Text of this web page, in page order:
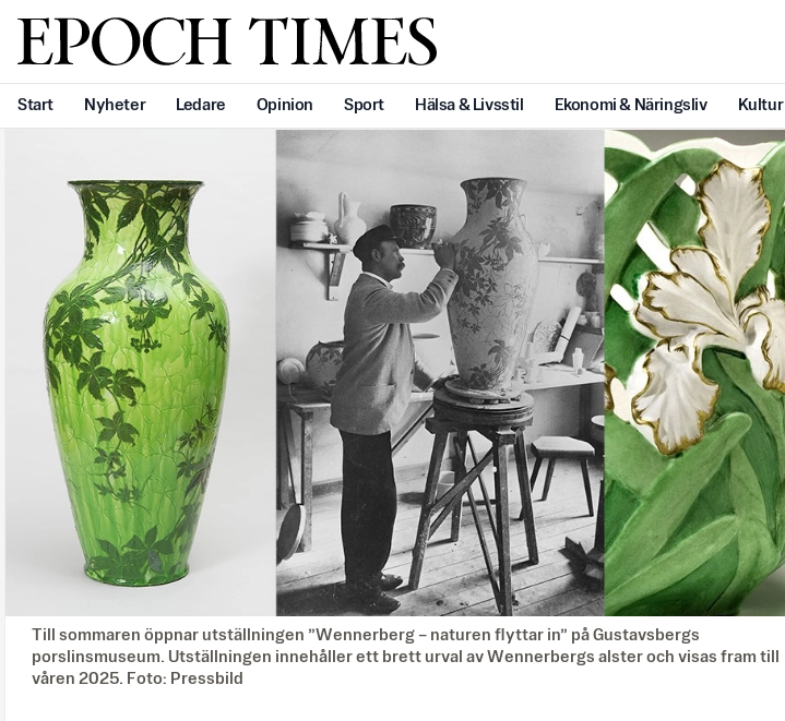
Svenska Epoch Times
Start Nyheter Ledare Opinion Sport Hälsa & Livsstil Ekonomi & Näringsliv Kultur
Till sommaren öppnar utställningen ”Wennerberg – naturen flyttar in” på Gustavsbergs
porslinsmuseum. Utställningen innehåller ett brett urval av Wennerbergs alster och visas fram till
våren 2025. Foto: Pressbild